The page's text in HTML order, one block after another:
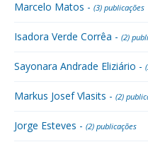
Marcelo Matos - (3) publicações
Isadora Verde Corrêa - (2)
Sayonara Andrade Eliziário -
Markus Josef Vlasits - (2)
Jorge Esteves - (2) publicações